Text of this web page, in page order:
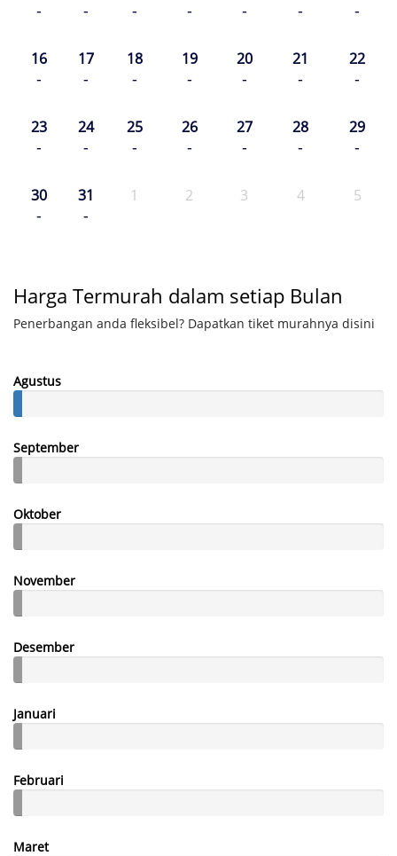
- - - - - - -
16
-
17
-
18
-
19
-
20
-
21
-
22
-
23
-
24
-
25
-
26
-
27
-
28
-
29
-
30
-
31
-
1 2 3 4 5
Harga Termurah dalam setiap Bulan
Penerbangan anda fleksibel? Dapatkan tiket murahnya disini
Agustus
September
Oktober
November
Desember
Januari
Februari
Maret